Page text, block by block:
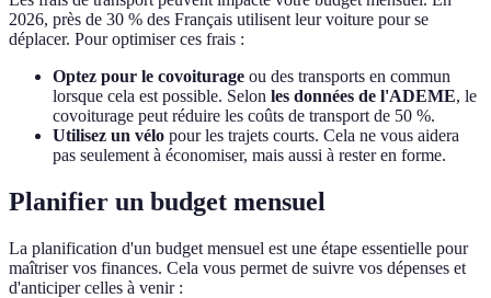
2026, près de 30 % des Français utilisent leur voiture pour se
déplacer. Pour optimiser ces frais :
Optez pour le covoiturage ou des transports en commun
lorsque cela est possible. Selon les données de l'ADEME, le
covoiturage peut réduire les coûts de transport de 50 %.
Utilisez un vélo pour les trajets courts. Cela ne vous aidera
pas seulement à économiser, mais aussi à rester en forme.
Planifier un budget mensuel
La planification d'un budget mensuel est une étape essentielle pour
maîtriser vos finances. Cela vous permet de suivre vos dépenses et
d'anticiper celles à venir :